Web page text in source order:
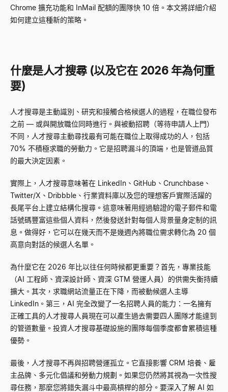
Chrome 擴充功能和 InMail 配額的團隊快 10 倍。本文將詳細介紹
如何建立這種新的策略。
什麼是人才搜尋 (以及它在 2026 年為何重
要)
人才搜尋是主動識別、研究和接觸合格候選人的過程，在職位發布
之前 — 或與開放職位同時進行。與被動招聘（等待申請人上門）
不同，人才搜尋主動尋找最有可能在職位上取得成功的人，包括
70% 不積極求職的勞動力。它是招聘漏斗的頂端，也是管道品質
的最大決定因素。
實際上，人才搜尋意味著在 LinkedIn、GitHub、Crunchbase、
Twitter/X、Dribbble、行業資料庫以及您的理想客戶實際活躍的
長尾平台上建立結構化搜尋。這意味著用經過驗證的電子郵件和電
話號碼豐富這些個人資料，然後發送針對每個人背景量身定制的訊
息。做得好，它可以在幾天而不是幾週內將職位需求轉化為 20 個
高意向對話的候選人名單。
為什麼它在 2026 年比以往任何時候都更重要？首先，專業技能
（AI 工程師、資深設計師、資深 GTM 營運人員）的供需失衡持續
擴大。其次，求職網站流量正在下降，而被動候選人主導
LinkedIn。第三，AI 完全改變了一名招聘人員的能力：一名擁有
正確工具的人才搜尋人員現在可以產生過去需要四人團隊才能達到
的管道數量。投資人才搜尋基礎設施的團隊每個季度都會累積這種
優勢。
最後，人才搜尋不再與招聘營運孤立。它直接影響 CRM 培養、雇
主品牌、多元化倡議和勞動力規劃。如果您仍然將其視為一次性搜
尋任務，那麼您將錯失漏斗中最高槓桿的部分。要深入了解 AI 如